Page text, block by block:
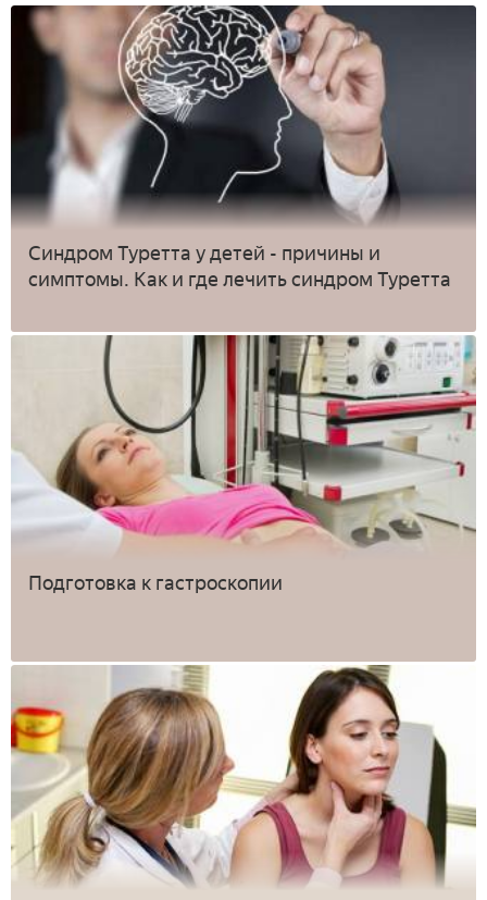
Синдром Туретта у детей - причины и
симптомы. Как и где лечить синдром Туретта
Подготовка к гастроскопии